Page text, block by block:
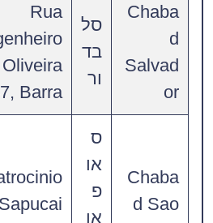
Chaba
d
Salvad
or
סל
בד
ור
Rua
Barra
Chaba
d Sao
ס
או
פ
או